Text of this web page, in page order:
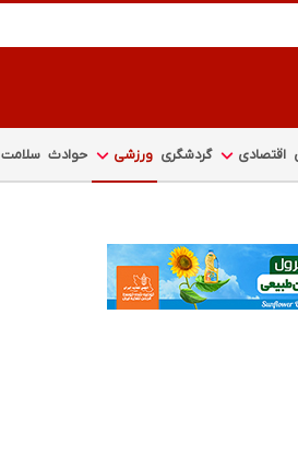
اقتصادی گردشگری ورزشی حوادث سلامت